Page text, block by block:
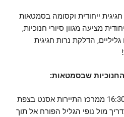
ייחודית וקסומה בסמטאות
מציעה מגוון סיורי חנוכיות,
הדלקת נרות חגיגית
במסגרת הסיור שייצא בשעה 16:30 ממרכז התיירות אסנט בצפת
מול נופי הגליל הפורח אל תוך